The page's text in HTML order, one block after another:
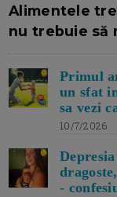
Alimentele
nu trebuie să
Primul
un sfat
sa vezi
10/7/2026
-